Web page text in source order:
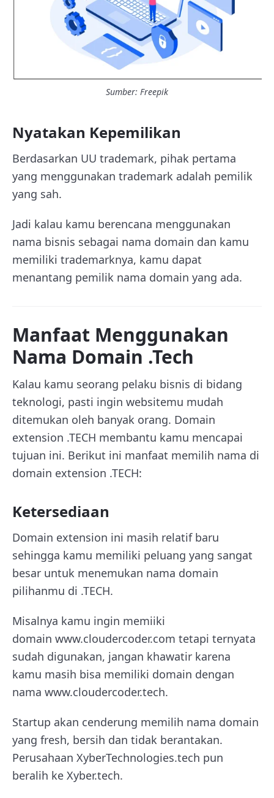
Sumber: Freepik
Nyatakan Kepemilikan
Berdasarkan UU trademark, pihak pertama
yang menggunakan trademark adalah pemilik
yang sah.
Jadi kalau kamu berencana menggunakan
nama bisnis sebagai nama domain dan kamu
memiliki trademarknya, kamu dapat
menantang pemilik nama domain yang ada.
Manfaat Menggunakan
Nama Domain .Tech
Kalau kamu seorang pelaku bisnis di bidang
teknologi, pasti ingin websitemu mudah
ditemukan oleh banyak orang. Domain
extension .TECH membantu kamu mencapai
tujuan ini. Berikut ini manfaat memilih nama di
domain extension .TECH:
Ketersediaan
Domain extension ini masih relatif baru
sehingga kamu memiliki peluang yang sangat
besar untuk menemukan nama domain
pilihanmu di .TECH.
Misalnya kamu ingin memiiki
domain www.cloudercoder.com tetapi ternyata
sudah digunakan, jangan khawatir karena
kamu masih bisa memiliki domain dengan
nama www.cloudercoder.tech.
Startup akan cenderung memilih nama domain
yang fresh, bersih dan tidak berantakan.
Perusahaan XyberTechnologies.tech pun
beralih ke Xyber.tech.